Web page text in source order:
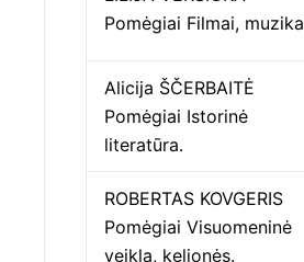
Pomėgiai Filmai, muzika
Alicija ŠČERBAITĖ
Pomėgiai Istorinė
literatūra.
ROBERTAS KOVGERIS
Pomėgiai Visuomeninė
veikla, kelionės.